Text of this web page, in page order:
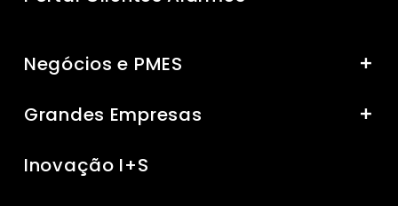
Negócios e PMES
Grandes Empresas
Inovação I+S